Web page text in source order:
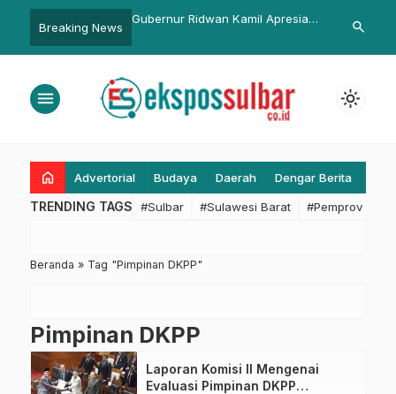
Breaking News
Gubernur Ridwan Kamil Apresiasi
Pelanggan
Grandprize
search
menu light_mode
home Advertorial Budaya Daerah Dengar Berita
TRENDING TAGS #Sulbar #Sulawesi Barat #Pemprov
Beranda » Tag "Pimpinan DKPP"
Pimpinan DKPP
Laporan Komisi II Mengenai
Evaluasi Pimpinan DKPP